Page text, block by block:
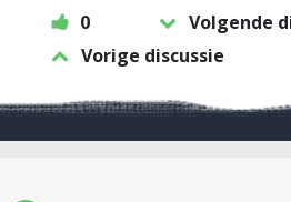
0
Volgende
Vorige discussie